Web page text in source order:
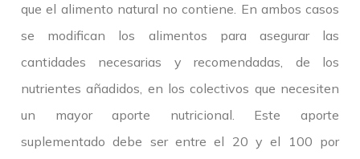
que el alimento natural no contiene. En ambos casos
se modifican los alimentos para asegurar las
cantidades necesarias y recomendadas, de los
nutrientes añadidos, en los colectivos que necesiten
un mayor aporte nutricional. Este aporte
suplementado debe ser entre el 20 y el 100 por